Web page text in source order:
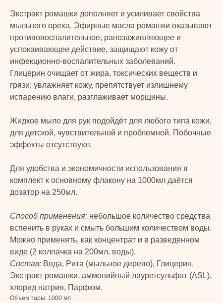
Экстракт ромашки дополняет и усиливает свойства
мыльного ореха. Эфирные масла ромашки оказывают
противовоспалительное, ранозаживляющее и
успокаивающее действие, защищают кожу от
инфекционно-воспалительных заболеваний.
Глицерин очищает от жира, токсических веществ и
грязи; увлажняет кожу, препятствует излишнему
испарению влаги, разглаживает морщины.
Жидкое мыло для рук подойдёт для любого типа кожи,
для детской, чувствительной и проблемной. Побочные
эффекты отсутствуют.
Для удобства и экономичности использования в
комплект к основному флакону на 1000мл даётся
дозатор на 250мл.
Способ применения: небольшое количество средства
вспенить в руках и смыть большим количеством воды.
Можно применять, как концентрат и в разведенном
виде (2 колпачка на 200мл. воды).
Состав: Вода, Рита (мыльное дерево), Глицерин,
Экстракт ромашки, аммонийный лауретсульфат (ASL),
хлорид натрия, Парфюм.
Объём тары: 1000 мл
Бады и витамины
Уход за лицом и телом
Уход за волосами
Личная гигиена
Контакты
Оплата и доставка
Скидки и подарки
Каталог
Главная
TURK PRIME
КАТАЛОГ
ДОКУМЕНТЫ
© 2024 TURK PRIME. Все права защищены